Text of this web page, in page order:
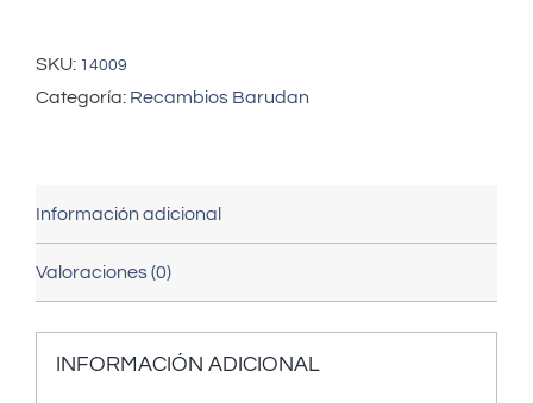
SKU: 14009
Categoría: Recambios Barudan
Información adicional
Valoraciones (0)
INFORMACIÓN ADICIONAL